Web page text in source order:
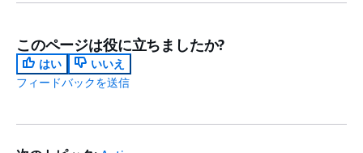
このページは役に立ちましたか?
はい
いいえ
フィードバックを送信